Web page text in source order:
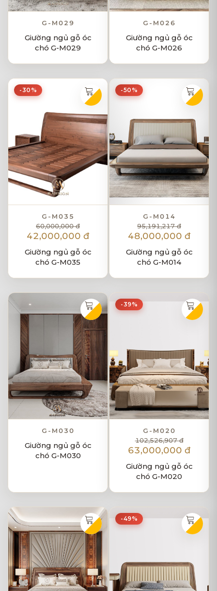
G-M029
Giường ngủ gỗ óc
chó G-M029
G-M026
Giường ngủ gỗ óc
chó G-M026
-30%
G-M035
60,000,000 đ
42,000,000 đ
Giường ngủ gỗ óc
chó G-M035
-50%
G-M014
95,191,217 đ
48,000,000 đ
Giường ngủ gỗ óc
chó G-M014
G-M030
Giường ngủ gỗ óc
chó G-M030
-39%
G-M020
102,526,907 đ
63,000,000 đ
Giường ngủ gỗ óc
chó G-M020
-49%